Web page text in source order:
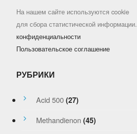
На нашем сайте используются cookie
для сбора статистической информации.
конфиденциальности
Пользовательское соглашение
РУБРИКИ
Acid 500 (27)
Methandienon (45)